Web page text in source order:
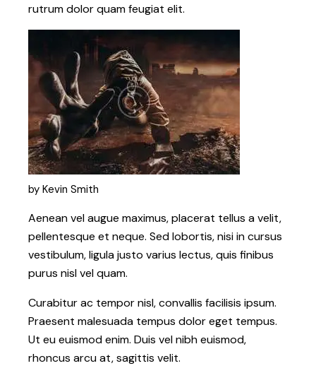
rutrum dolor quam feugiat elit.
by Kevin Smith
Aenean vel augue maximus, placerat tellus a velit,
pellentesque et neque. Sed lobortis, nisi in cursus
vestibulum, ligula justo varius lectus, quis finibus
purus nisl vel quam.
Curabitur ac tempor nisl, convallis facilisis ipsum.
Praesent malesuada tempus dolor eget tempus.
Ut eu euismod enim. Duis vel nibh euismod,
rhoncus arcu at, sagittis velit.